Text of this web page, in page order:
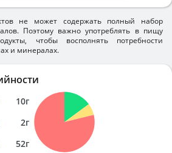
не может содержать полный набор
Поэтому важно употреблять в пищу
чтобы восполнять потребности
и минералах.
10г
2г
52г